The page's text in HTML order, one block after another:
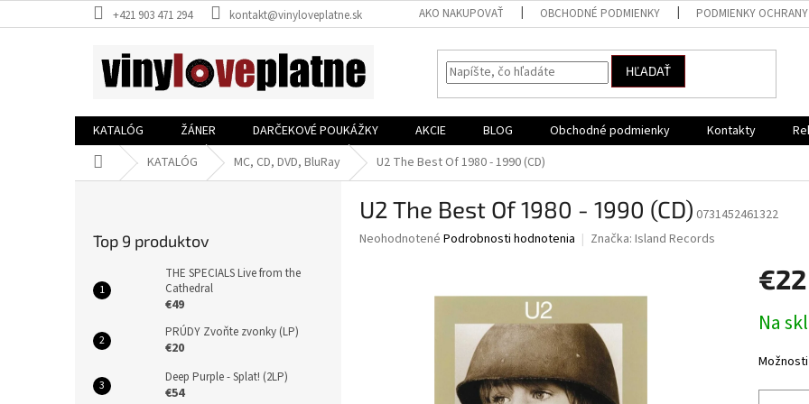
na
+421 903 471 294 kontakt@vinyloveplatne.sk AKO NAKUPOVAŤ OBCHODNÉ PODMIENKY PODMIENKY OCHRANY
HĽADAŤ
KATALÓG ŽÁNER DARČEKOVÉ POUKÁŽKY AKCIE BLOG Obchodné podmienky Kontakty
DomovKATALÓG MC, CD, DVD, BluRay U2 The Best Of 1980 - 1990 (CD)
Top 9 produktov
THE SPECIALS Live from the
Cathedral
€49
PRÚDY Zvoňte zvonky (LP)
€20
Deep Purple - Splat! (2LP)
€54
U2 The Best Of 1980 - 1990 (CD) 0731452461322
Priemerné
Neohodnotené Podrobnosti hodnotenia Značka: Island Records
€22
cena:
Na